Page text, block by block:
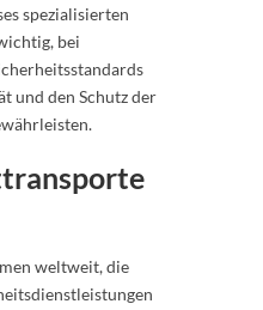
spezialisierten
bei
und den Schutz der
weltweit, die